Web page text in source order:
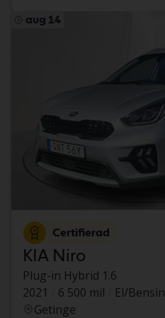
aug 14
Certifierad
KIA Niro
Plug-in Hybrid 1.6
2021
6 500 mil
El/Bensin
Getinge